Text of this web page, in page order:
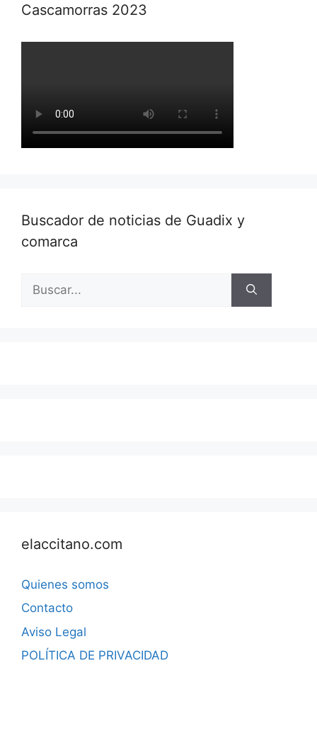
Cascamorras 2023
Buscador de noticias de Guadix y
comarca
elaccitano.com
Quienes somos
Contacto
Aviso Legal
POLÍTICA DE PRIVACIDAD